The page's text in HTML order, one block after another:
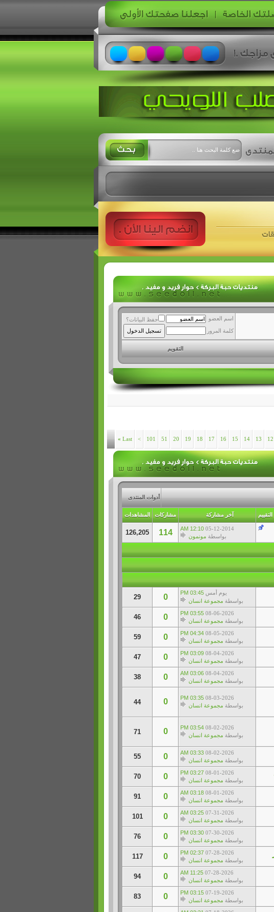
اسم العضو
حفظ البيانات؟
كلمة المرور
التقويم
12
13
14
15
16
17
18
19
20
51
101
>
Last
»
أدوات المنتدى
التقييم آخر مشاركة مشاركات المشاهدات
05-12-2014
12:10 AM
بواسطة مونمون 114
126,205
يوم أمس 03:45 PM
بواسطة مجموعة انسان 0
29
08-06-2026
03:55 PM
بواسطة مجموعة انسان 0
46
08-05-2026
04:34 PM
بواسطة مجموعة انسان 0
59
08-04-2026
03:09 PM
بواسطة مجموعة انسان 0
47
08-04-2026
03:06 AM
بواسطة مجموعة انسان 0
38
08-03-2026
03:35 PM
بواسطة مجموعة انسان 0
44
08-02-2026
03:54 PM
بواسطة مجموعة انسان 0
71
08-02-2026
03:33 AM
بواسطة مجموعة انسان 0
55
08-01-2026
03:27 PM
بواسطة مجموعة انسان 0
70
08-01-2026
03:18 AM
بواسطة مجموعة انسان 0
91
07-31-2026
03:25 AM
بواسطة مجموعة انسان 0
101
07-30-2026
03:30 PM
بواسطة مجموعة انسان 0
76
07-28-2026
02:37 PM
بواسطة مجموعة انسان 0
117
07-28-2026
11:25 AM
بواسطة مجموعة انسان 0
94
07-19-2026
03:15 PM
بواسطة مجموعة انسان 0
83